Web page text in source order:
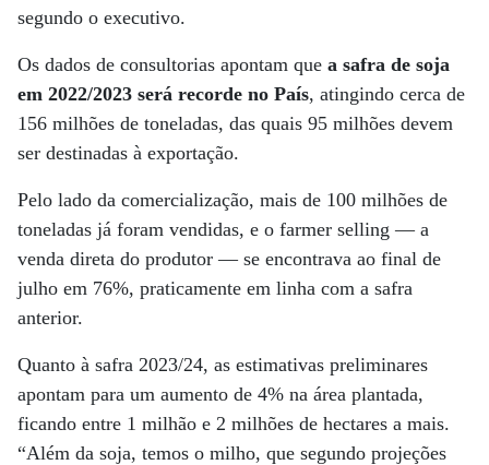
segundo o executivo.
Os dados de consultorias apontam que a safra de soja
em 2022/2023 será recorde no País, atingindo cerca de
156 milhões de toneladas, das quais 95 milhões devem
ser destinadas à exportação.
Pelo lado da comercialização, mais de 100 milhões de
toneladas já foram vendidas, e o farmer selling — a
venda direta do produtor — se encontrava ao final de
julho em 76%, praticamente em linha com a safra
anterior.
Quanto à safra 2023/24, as estimativas preliminares
apontam para um aumento de 4% na área plantada,
ficando entre 1 milhão e 2 milhões de hectares a mais.
“Além da soja, temos o milho, que segundo projeções